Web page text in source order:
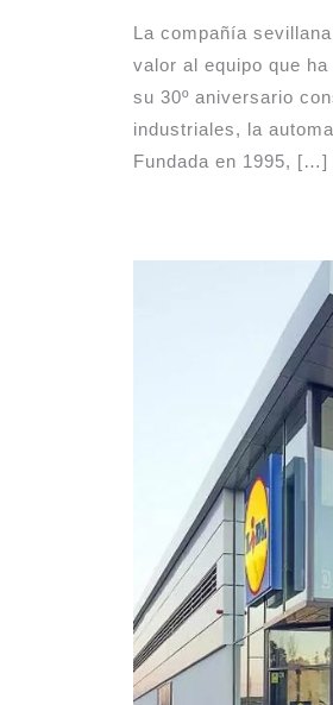
La compañía
valor al equipo que
su 30º aniversario
industriales, la
Fundada en 1995, […]